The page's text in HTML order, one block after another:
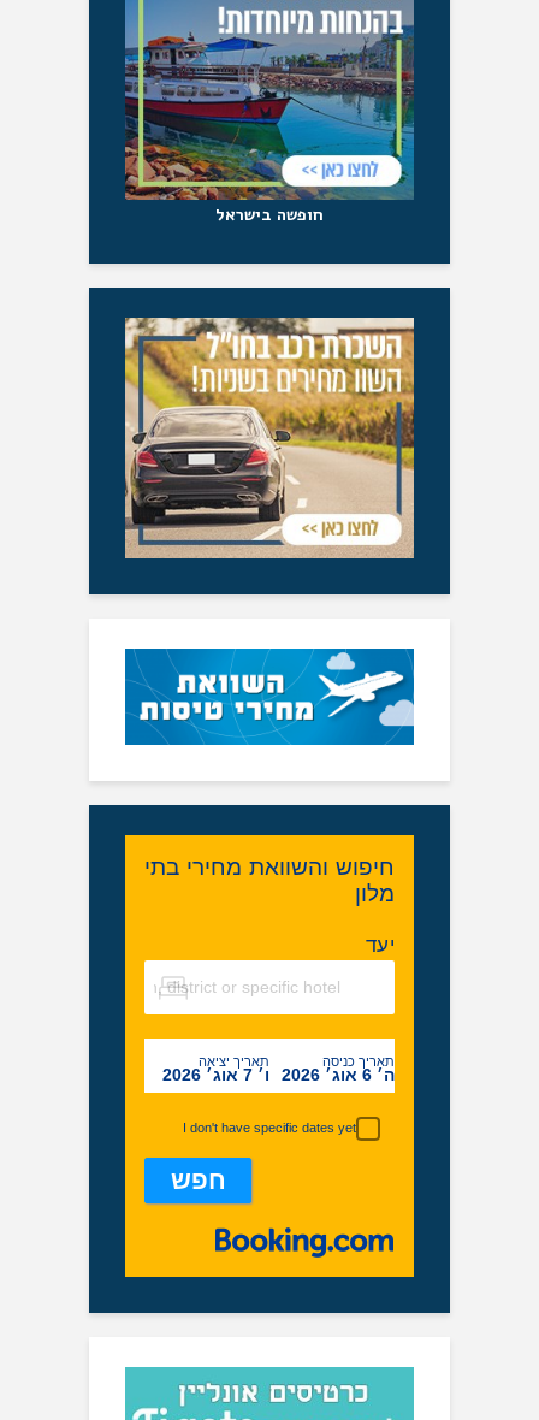
חופשה בישראל
חיפוש והשוואת מחירי בתי
מלון
יעד
תאריך כניסה
ה׳ 6 אוג׳ 2026
תאריך יציאה
ו׳ 7 אוג׳ 2026
I don't have specific dates yet